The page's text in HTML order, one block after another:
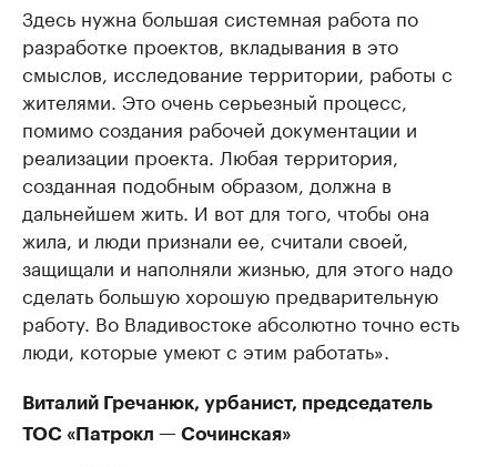
Здесь нужна большая системная работа по
разработке проектов, вкладывания в это
смыслов, исследование территории, работы с
жителями. Это очень серьезный процесс,
помимо создания рабочей документации и
реализации проекта. Любая территория,
созданная подобным образом, должна в
дальнейшем жить. И вот для того, чтобы она
жила, и люди признали ее, считали своей,
защищали и наполняли жизнью, для этого надо
сделать большую хорошую предварительную
работу. Во Владивостоке абсолютно точно есть
люди, которые умеют с этим работать».
Виталий Гречанюк, урбанист, председатель
ТОС «Патрокл — Сочинская»